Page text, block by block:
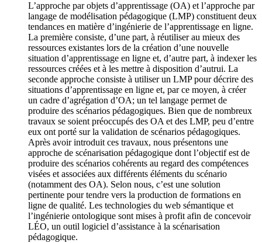
L’approche par objets d’apprentissage (OA) et l’approche par
langage de modélisation pédagogique (LMP) constituent deux
tendances en matière d’ingénierie de l’apprentissage en ligne.
La première consiste, d’une part, à réutiliser au mieux des
ressources existantes lors de la création d’une nouvelle
situation d’apprentissage en ligne et, d’autre part, à indexer les
ressources créées et à les mettre à disposition d’autrui. La
seconde approche consiste à utiliser un LMP pour décrire des
situations d’apprentissage en ligne et, par ce moyen, à créer
un cadre d’agrégation d’OA; un tel langage permet de
produire des scénarios pédagogiques. Bien que de nombreux
travaux se soient préoccupés des OA et des LMP, peu d’entre
eux ont porté sur la validation de scénarios pédagogiques.
Après avoir introduit ces travaux, nous présentons une
approche de scénarisation pédagogique dont l’objectif est de
produire des scénarios cohérents au regard des compétences
visées et associées aux différents éléments du scénario
(notamment des OA). Selon nous, c’est une solution
pertinente pour tendre vers la production de formations en
ligne de qualité. Les technologies du web sémantique et
l’ingénierie ontologique sont mises à profit afin de concevoir
LÉO, un outil logiciel d’assistance à la scénarisation
pédagogique.